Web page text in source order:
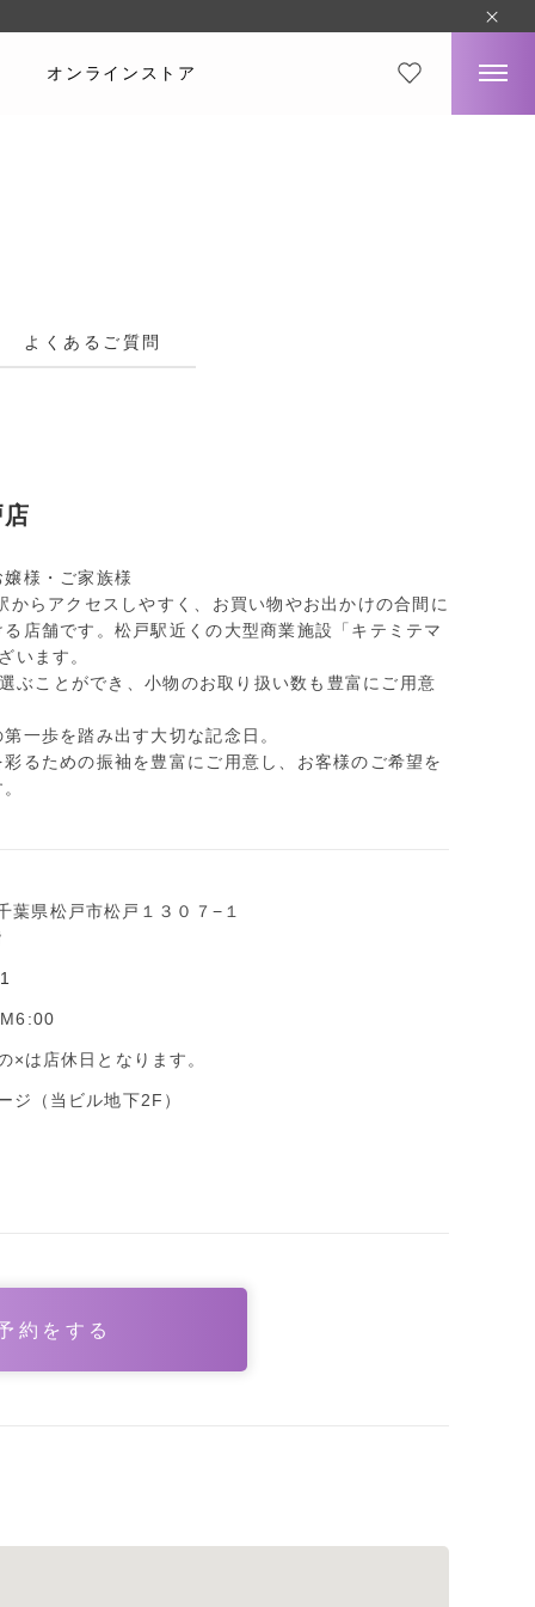
オンラインストア
よくあるご質問
様・ご家族様
からアクセスしやすく、お買い物やお出かけの合間に
店舗です。松戸駅近くの大型商業施設「キテミテマ
います。
ぶことができ、小物のお取り扱い数も豊富にご用意
一歩を踏み出す大切な記念日。
るための振袖を豊富にご用意し、お客様のご希望を
葉県松戸市松戸１３０７−１
×は店休日となります。
ジ（当ビル地下2F）
約をする